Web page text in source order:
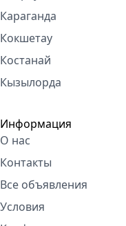
Караганда
Кокшетау
Костанай
Кызылорда
Информация
О нас
Контакты
Все объявления
Условия